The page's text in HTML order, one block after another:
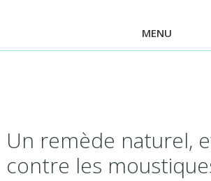
MENU
Un remède naturel,
contre les